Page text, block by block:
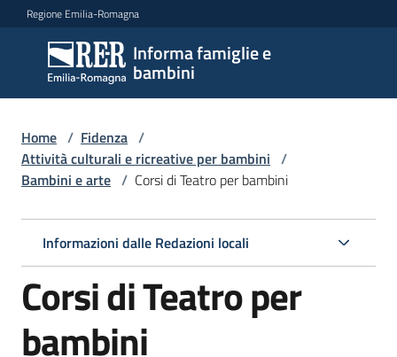
Vai al contenuto
Vai alla navigazione
Vai al footer
Regione Emilia-Romagna
Informa famiglie e
bambini
Informa
famiglie
e
bambini
Centri
per
Home / Fidenza /
Attività culturali e ricreative per bambini /
Bambini e arte / Corsi di Teatro per bambini
Informazioni dalle Redazioni locali
Corsi di Teatro per
bambini